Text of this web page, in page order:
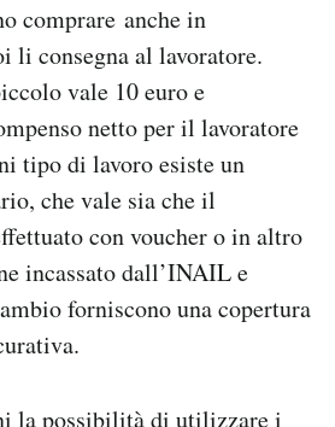
comprare anche in
li consegna al lavoratore.
vale 10 euro e
netto per il lavoratore
tipo di lavoro esiste un
che vale sia che il
con voucher o in altro
incassato dall’INAIL e
forniscono una copertura
la possibilità di utilizzare i